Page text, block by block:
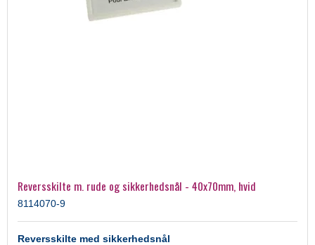
Reversskilte m. rude og sikkerhedsnål - 40x70mm, hvid
8114070-9
Reversskilte med sikkerhedsnål